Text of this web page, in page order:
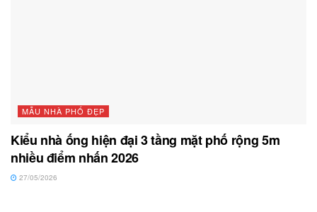
MẪU NHÀ PHỐ ĐẸP
Kiểu nhà ống hiện đại 3 tầng mặt phố rộng 5m
nhiều điểm nhấn 2026
27/05/2026